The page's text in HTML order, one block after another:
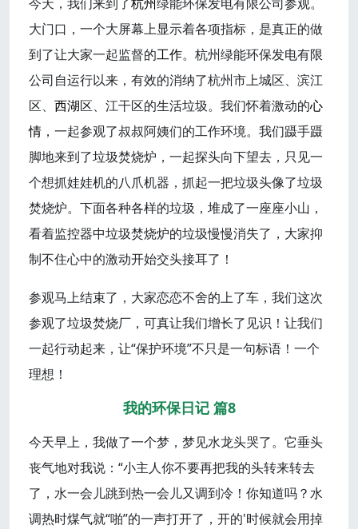
大门口，一个大屏幕上显示着各项指标，是真正的做
到了让大家一起监督的工作。杭州绿能环保发电有限
公司自运行以来，有效的消纳了杭州市上城区、滨江
区、 西湖区、江干区的生活垃圾。我们怀着激动的心
情 ，一起参观了叔叔阿姨们的工作环境。我们蹑手蹑
脚地来到了垃圾焚烧炉，一起探头向下望去，只见一
个想抓娃娃机的八爪机器，抓起一把垃圾头像了垃圾
焚烧炉。下面各种各样的垃圾，堆成了一座座小山，
看着监控器中垃圾焚烧炉的垃圾慢慢消失了，大家抑
制不住心中的激动开始交头接耳了！
参观马上结束了，大家恋恋不舍的上了车，我们这次
参观了垃圾焚烧厂，可真让我们增长了见识！让我们
一起行动起来，让“保护环境”不只是一句标语！一个
理想！
我的环保日记 篇8
今天早上，我做了一个梦，梦见水龙头哭了。它垂头
丧气地对我说：“小主人你不要再把我的头转来转去
了，水一会儿跳到热一会儿又调到冷！你知道吗？水
调热时煤气就“啪”的一声打开了，开的'时候就会用掉